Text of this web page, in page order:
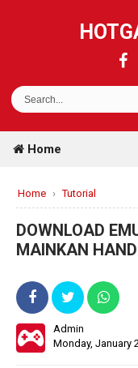
Home
Home › Tutorial
DOWNLOAD
MAINKAN
Admin
Monday, January